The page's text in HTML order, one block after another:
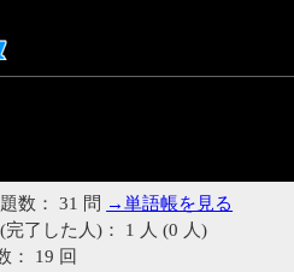
数： 31 問 →単語帳を見る
了した人)： 1 人 (0 人)
： 19 回